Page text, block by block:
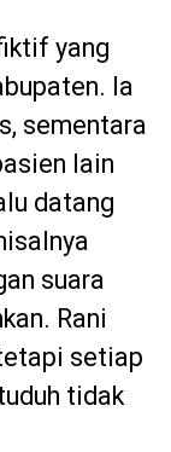
yang
Ia
sementara
lain
datang
suara
Rani
setiap
tidak